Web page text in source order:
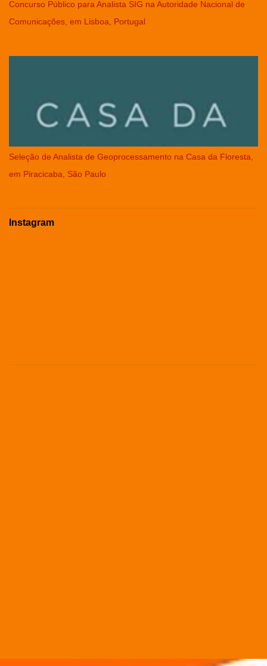
Concurso Público para Analista SIG na Autoridade Nacional de
Comunicações, em Lisboa, Portugal
Seleção de Analista de Geoprocessamento na Casa da Floresta,
em Piracicaba, São Paulo
Instagram